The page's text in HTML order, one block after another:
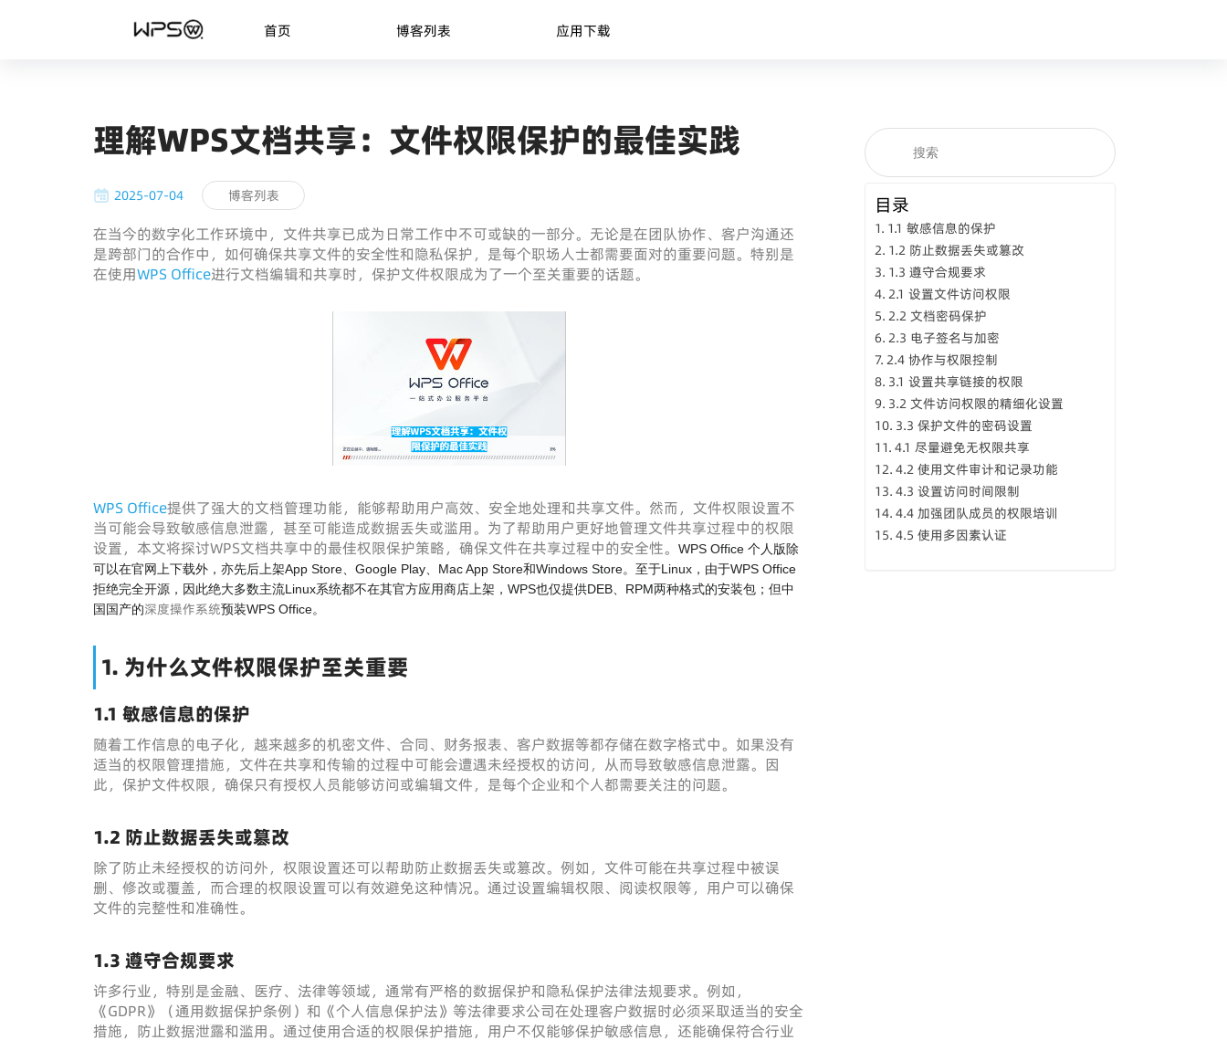
首页 博客列表 应用下载
理解WPS文档共享：文件权限保护的最佳实践
2025-07-04 博客列表
在当今的数字化工作环境中，文件共享已成为日常工作中不可或缺的一部分。无论是在团队协作、客户沟通还
是跨部门的合作中，如何确保共享文件的安全性和隐私保护，是每个职场人士都需要面对的重要问题。特别是
在使用WPS Office进行文档编辑和共享时，保护文件权限成为了一个至关重要的话题。
WPS Office提供了强大的文档管理功能，能够帮助用户高效、安全地处理和共享文件。然而，文件权限设置不
当可能会导致敏感信息泄露，甚至可能造成数据丢失或滥用。为了帮助用户更好地管理文件共享过程中的权限
设置，本文将探讨WPS文档共享中的最佳权限保护策略，确保文件在共享过程中的安全性。
WPS Office 个人版除
可以在官网上下载外，亦先后上架App Store、Google Play、Mac App Store和Windows Store。至于Linux，由于WPS Office
拒绝完全开源，因此绝大多数主流Linux系统都不在其官方应用商店上架，WPS也仅提供DEB、RPM两种格式的安装包；但中
国国产的深度操作系统预装WPS Office。
1. 为什么文件权限保护至关重要
1.1 敏感信息的保护
随着工作信息的电子化，越来越多的机密文件、合同、财务报表、客户数据等都存储在数字格式中。如果没有
适当的权限管理措施，文件在共享和传输的过程中可能会遭遇未经授权的访问，从而导致敏感信息泄露。因
此，保护文件权限，确保只有授权人员能够访问或编辑文件，是每个企业和个人都需要关注的问题。
1.2 防止数据丢失或篡改
除了防止未经授权的访问外，权限设置还可以帮助防止数据丢失或篡改。例如，文件可能在共享过程中被误
删、修改或覆盖，而合理的权限设置可以有效避免这种情况。通过设置编辑权限、阅读权限等，用户可以确保
文件的完整性和准确性。
1.3 遵守合规要求
许多行业，特别是金融、医疗、法律等领域，通常有严格的数据保护和隐私保护法律法规要求。例如，
《GDPR》（通用数据保护条例）和《个人信息保护法》等法律要求公司在处理客户数据时必须采取适当的安全
措施，防止数据泄露和滥用。通过使用合适的权限保护措施，用户不仅能够保护敏感信息，还能确保符合行业
目录
1.1 敏感信息的保护
1.2 防止数据丢失或篡改
1.3 遵守合规要求
2.1 设置文件访问权限
2.2 文档密码保护
2.3 电子签名与加密
2.4 协作与权限控制
3.1 设置共享链接的权限
3.2 文件访问权限的精细化设置
3.3 保护文件的密码设置
4.1 尽量避免无权限共享
4.2 使用文件审计和记录功能
4.3 设置访问时间限制
4.4 加强团队成员的权限培训
4.5 使用多因素认证